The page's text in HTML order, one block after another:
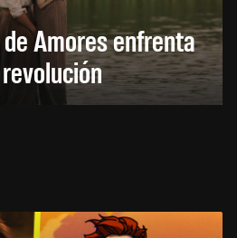
Amores enfrenta